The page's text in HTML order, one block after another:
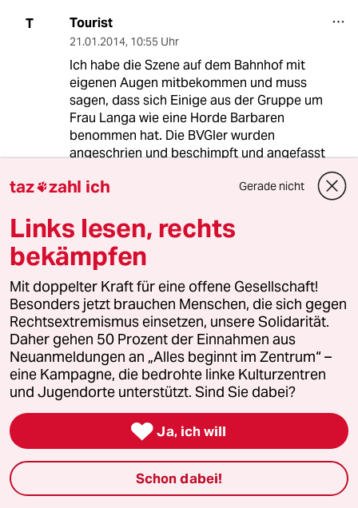
T Tourist
21.01.2014, 10:55 Uhr
Ich habe die Szene auf dem Bahnhof mit
eigenen Augen mitbekommen und muss
sagen, dass sich Einige aus der Gruppe um
Frau Langa wie eine Horde Barbaren
benommen hat. Die BVGler wurden
angeschrien und beschimpft und angefasst
Als die Polizei (endlich) kam, gab es von vielen
Leuten aus der Gruppe genötigt, eine
viertelstunde zu warten.
C cosmopol
21.01.2014,09:44 Uhr
Was dir nicht gefällt, muss noch lange nicht
unter Alkoholeinfluss geschrieben worden sein.
;)
Was für Vergewaltigungen genauso gilt wie für
Brutalität auf der Wache – im Regelfall ist
niemand anderes vor Ort, außer Täter und
Betroffene*r. Ist auc heigentlich common
sense. Die Einforderung einer anderen
Meinung ist gleichbedeutend mit der Aussage
taz zahl ich Gerade nicht
Links lesen, rechts
bekämpfen
Mit doppelter Kraft für eine offene Gesellschaft!
Besonders jetzt brauchen Menschen, die sich gegen
Rechtsextremismus einsetzen, unsere Solidarität.
Daher gehen 50 Prozent der Einnahmen aus
Neuanmeldungen an „Alles beginnt im Zentrum“ –
eine Kampagne, die bedrohte linke Kulturzentren
und Jugendorte unterstützt. Sind Sie dabei?
 Ja, ich will
Schon dabei!